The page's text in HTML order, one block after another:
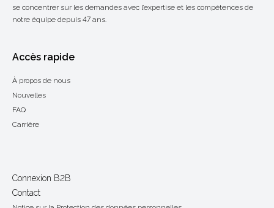
se concentrer sur les demandes avec l’expertise et les compétences de
notre équipe depuis 47 ans.
Accès rapide
À propos de nous
Nouvelles
FAQ
Carrière
Connexion B2B
Contact